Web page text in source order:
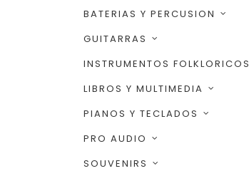
BATERIAS Y PERCUSION
GUITARRAS
INSTRUMENTOS FOLKLORICOS
LIBROS Y MULTIMEDIA
PIANOS Y TECLADOS
PRO AUDIO
SOUVENIRS